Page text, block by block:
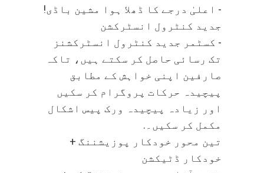
- اعلیٰ درجے کا ڈھلا ہوا مشین باڈی!
جدید کنٹرول انسٹرکشن
- کسٹمر جدید کنٹرول انسٹرکشنز
تک رسائی حاصل کر سکتے ہیں، تاکہ
صارفین اپنی خواہش کے مطابق
پیچیدہ حرکات پروگرام کر سکیں
اور زیادہ پیچیدہ ورک پیس اشکال
مکمل کر سکیں۔.
تین محور خودکار پوزیشننگ +
خودکار ڈٹیکشن